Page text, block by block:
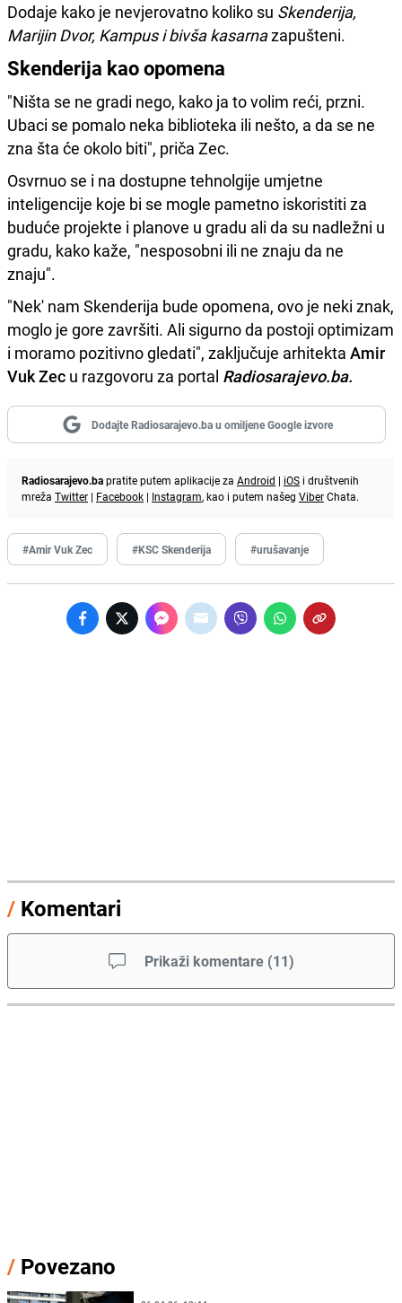
Dodaje kako je nevjerovatno koliko su Skenderija,
Marijin Dvor, Kampus i bivša kasarnazapušteni.
Skenderija kao opomena
"Ništa se ne gradi nego, kako ja to volim reći, przni.
Ubaci se pomalo neka biblioteka ili nešto, a da se ne
zna šta će okolo biti", priča Zec.
Osvrnuo se i na dostupne tehnolgije umjetne
inteligencije koje bi se mogle pametno iskoristiti za
buduće projekte i planove u gradu ali da su nadležni u
gradu, kako kaže, "nesposobni ili ne znaju da ne
znaju".
"Nek' nam Skenderija bude opomena, ovo je neki znak,
moglo je gore završiti. Ali sigurno da postoji optimizam
i moramo pozitivno gledati", zaključuje arhitekta Amir
Vuk Zec u razgovoru za portal Radiosarajevo.ba.
Dodajte Radiosarajevo.ba u omiljene Google izvore
Radiosarajevo.bapratite putem aplikacije za Android | iOS i društvenih
mreža Twitter | Facebook | Instagram, kao i putem našeg ViberChata.
#Amir Vuk Zec #KSC Skenderija #urušavanje
/ Komentari
Prikaži komentare (11)
/ Povezano